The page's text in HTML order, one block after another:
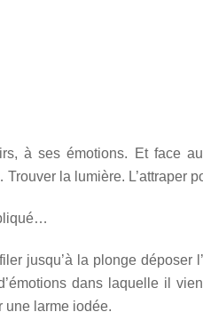
à ses émotions. Et face
la lumière. L’attraper
jusqu’à la plonge déposer
dans laquelle il
une larme iodée.